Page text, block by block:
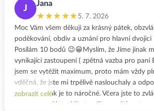
J
Jana
★★★★★ 5. 7. 2026
Moc Vám všem děkuji za krásný pátek,
poděkování, obdiv a uznání pro hlavní dvojici
Posílám 10 bodů 😉😁Myslím, že Jíme jinak
vynikající zastoupení ( zpětná vazba pro paní
jsem se vytěžit maximum, proto mám vždy
vděčná, že jste mi trpělivě naslouchaly a
představit, jak je to náročné. Včera jste to
zobrazit celé